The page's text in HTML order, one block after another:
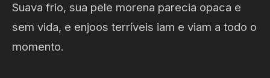
Suava frio, sua pele morena parecia opaca e
sem vida, e enjoos terríveis iam e viam a todo o
momento.